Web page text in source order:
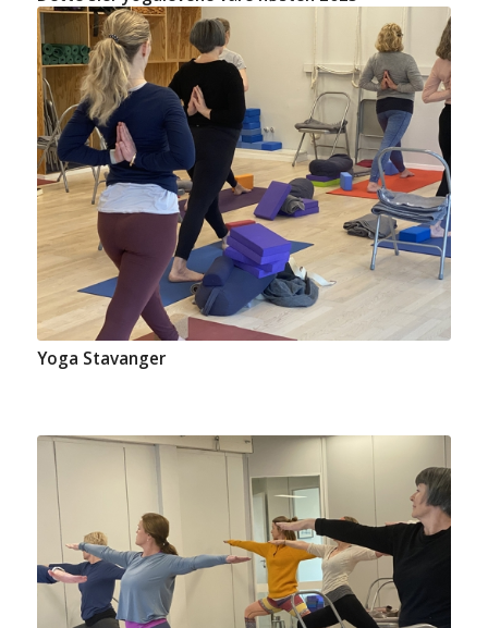
Yoga Stavanger